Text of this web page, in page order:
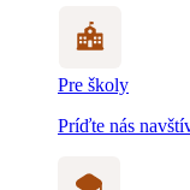
Pre školy
Príďte nás